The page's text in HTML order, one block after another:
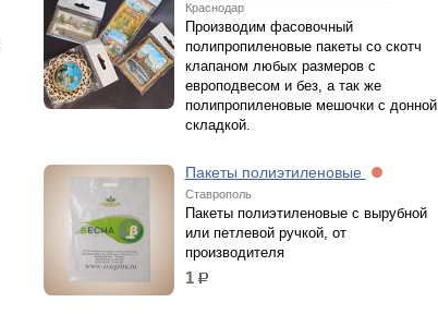
Краснодар
Производим фасовочный
полипропиленовые пакеты со скотч
клапаном любых размеров с
европодвесом и без, а так же
полипропиленовые мешочки с донной
складкой.
Пакеты полиэтиленовые
Ставрополь
Пакеты полиэтиленовые с вырубной
или петлевой ручкой, от
производителя
1 р.